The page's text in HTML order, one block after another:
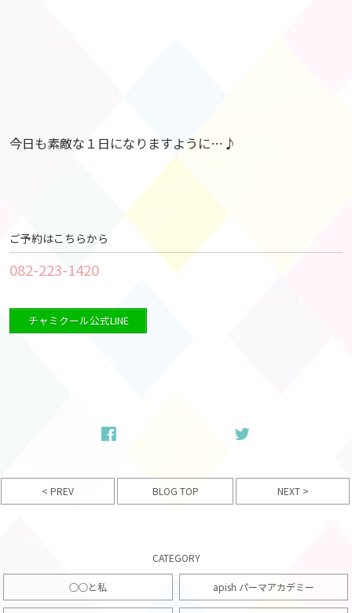
今日も素敵な１日になりますように…♪
ご予約はこちらから
082-223-1420
チャミクール公式LINE
< PREV BLOG TOP NEXT >
CATEGORY
○○と私 apish パーマアカデミー